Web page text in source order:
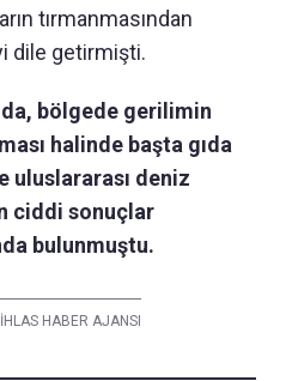
tırmanmasından
dile getirmişti.
bölgede gerilimin
halinde başta gıda
uluslararası deniz
ciddi sonuçlar
bulunmuştu.
HABER AJANSI